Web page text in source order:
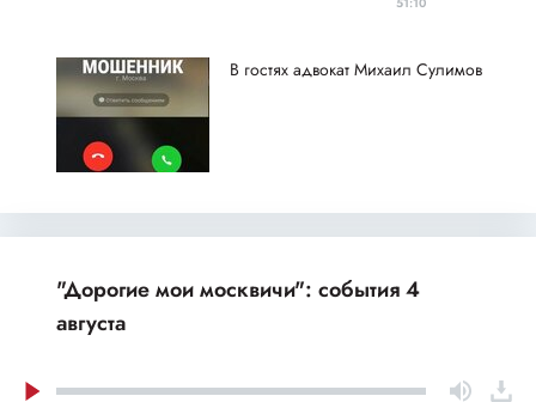
В гостях адвокат Михаил Сулимов
"Дорогие мои москвичи": события 4
августа